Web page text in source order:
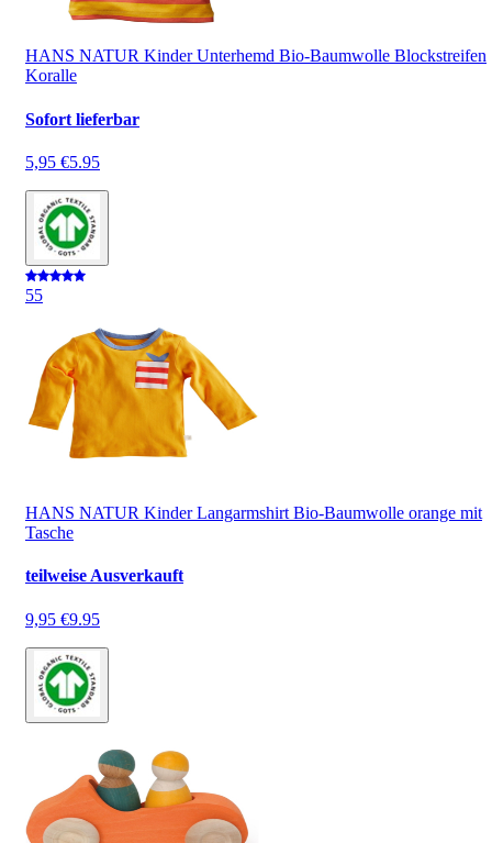
HANS NATUR Kinder Unterhemd Bio-Baumwolle Blockstreifen
Koralle
Sofort lieferbar
5,95 €5.95
55
HANS NATUR Kinder Langarmshirt Bio-Baumwolle orange mit
Tasche
teilweise Ausverkauft
9,95 €9.95